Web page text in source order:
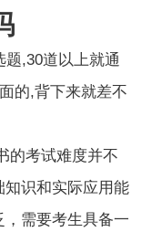
,30道以上就通
的,背下来就差不
的考试难度并不
知识和实际应用能
需要考生具备一